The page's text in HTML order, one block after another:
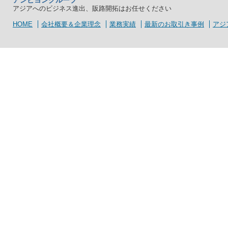
アジアへのビジネス進出、販路開拓はお任せください
HOME 会社概要＆企業理念 業務実績 最新のお取引き事例 アジ